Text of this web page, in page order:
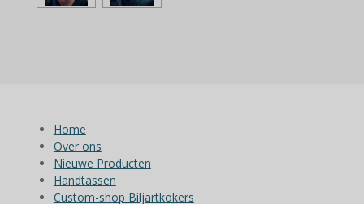
Home
Over ons
Nieuwe Producten
Handtassen
Custom-shop Biljartkokers